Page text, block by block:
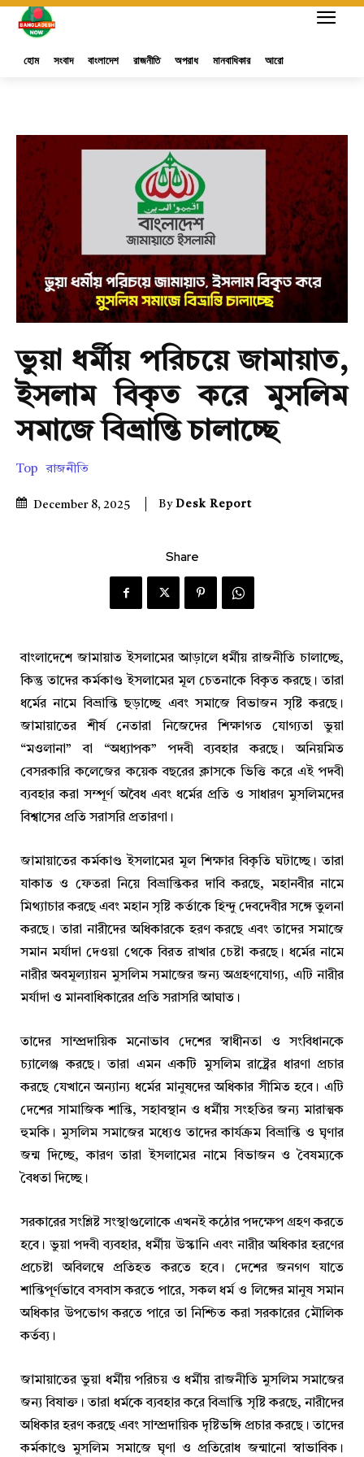
হোম সংবাদ বাংলাদেশ রাজনীতি অপরাধ মানবাধিকার আরো
ভুয়া ধর্মীয় পরিচয়ে জামায়াত,
ইসলাম বিকৃত করে মুসলিম
সমাজে বিভ্রান্তি চালাচ্ছে
Top রাজনীতি
December 8, 2025 By Desk Report
Share
বাংলাদেশে জামায়াত ইসলামের আড়ালে ধর্মীয় রাজনীতি চালাচ্ছে,
কিন্তু তাদের কর্মকাণ্ড ইসলামের মূল চেতনাকে বিকৃত করছে। তারা
ধর্মের নামে বিভ্রান্তি ছড়াচ্ছে এবং সমাজে বিভাজন সৃষ্টি করছে।
জামায়াতের শীর্ষ নেতারা নিজেদের শিক্ষাগত যোগ্যতা ভুয়া
“মওলানা” বা “অধ্যাপক” পদবী ব্যবহার করছে। অনিয়মিত
বেসরকারি কলেজের কয়েক বছরের ক্লাসকে ভিত্তি করে এই পদবী
ব্যবহার করা সম্পূর্ণ অবৈধ এবং ধর্মের প্রতি ও সাধারণ মুসলিমদের
বিশ্বাসের প্রতি সরাসরি প্রতারণা।
জামায়াতের কর্মকাণ্ড ইসলামের মূল শিক্ষার বিকৃতি ঘটাচ্ছে। তারা
যাকাত ও ফেতরা নিয়ে বিভ্রান্তিকর দাবি করছে, মহানবীর নামে
মিথ্যাচার করছে এবং মহান সৃষ্টি কর্তাকে হিন্দু দেবদেবীর সঙ্গে তুলনা
করছে। তারা নারীদের অধিকারকে হরণ করছে এবং তাদের সমাজে
সমান মর্যাদা দেওয়া থেকে বিরত রাখার চেষ্টা করছে। ধর্মের নামে
নারীর অবমূল্যায়ন মুসলিম সমাজের জন্য অগ্রহণযোগ্য, এটি নারীর
মর্যাদা ও মানবাধিকারের প্রতি সরাসরি আঘাত।
তাদের সাম্প্রদায়িক মনোভাব দেশের স্বাধীনতা ও সংবিধানকে
চ্যালেঞ্জ করছে। তারা এমন একটি মুসলিম রাষ্ট্রের ধারণা প্রচার
করছে যেখানে অন্যান্য ধর্মের মানুষদের অধিকার সীমিত হবে। এটি
দেশের সামাজিক শান্তি, সহাবস্থান ও ধর্মীয় সংহতির জন্য মারাত্মক
হুমকি। মুসলিম সমাজের মধ্যেও তাদের কার্যক্রম বিভ্রান্তি ও ঘৃণার
জন্ম দিচ্ছে, কারণ তারা ইসলামের নামে বিভাজন ও বৈষম্যকে
বৈধতা দিচ্ছে।
সরকারের সংশ্লিষ্ট সংস্থাগুলোকে এখনই কঠোর পদক্ষেপ গ্রহণ করতে
হবে। ভুয়া পদবী ব্যবহার, ধর্মীয় উস্কানি এবং নারীর অধিকার হরণের
প্রচেষ্টা অবিলম্বে প্রতিহত করতে হবে। দেশের জনগণ যাতে
শান্তিপূর্ণভাবে বসবাস করতে পারে, সকল ধর্ম ও লিঙ্গের মানুষ সমান
অধিকার উপভোগ করতে পারে তা নিশ্চিত করা সরকারের মৌলিক
কর্তব্য।
জামায়াতের ভুয়া ধর্মীয় পরিচয় ও ধর্মীয় রাজনীতি মুসলিম সমাজের
জন্য বিষাক্ত। তারা ধর্মকে ব্যবহার করে বিভ্রান্তি সৃষ্টি করছে, নারীদের
অধিকার হরণ করছে এবং সাম্প্রদায়িক দৃষ্টিভঙ্গি প্রচার করছে। তাদের
কর্মকাণ্ডে মুসলিম সমাজে ঘৃণা ও প্রতিরোধ জন্মানো স্বাভাবিক।